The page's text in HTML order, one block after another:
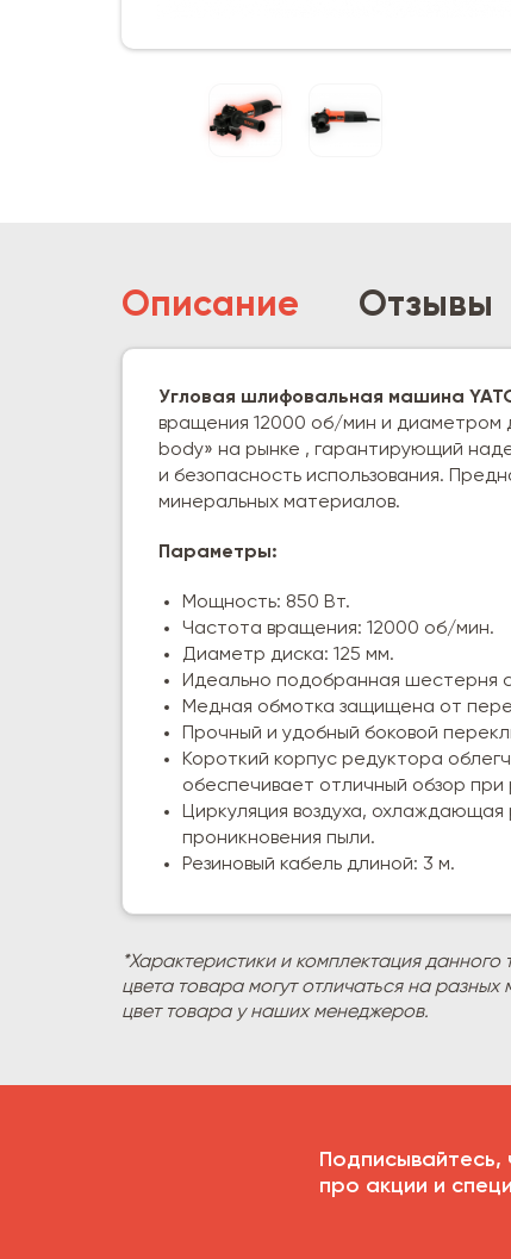
Описание Отзывы
Угловая шлифовальная машина
вращения 12000 об/мин и диаметром
body» на рынке , гарантирующий
и безопасность использования.
минеральных материалов.
Параметры:
Мощность: 850 Вт.
Частота вращения: 12000 об/мин.
Диаметр диска: 125 мм.
Идеально подобранная шестерня
Медная обмотка защищена от
Прочный и удобный боковой
Короткий корпус редуктора
обеспечивает отличный обзор при
Циркуляция воздуха,
проникновения пыли.
Резиновый кабель длиной: 3 м.
*Характеристики и комплектация
цвета товара могут отличаться на
цвет товара у наших менеджеров.
Подписывайтесь,
про акции и